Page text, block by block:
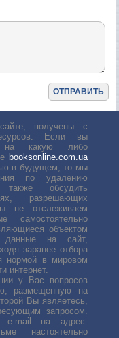
получены с
Если вы
на какую либо
booksonline.com.ua
в будущем, то мы
по удалению
обсудить
разрешающих
не отслеживаем
самостоятельно
объектом
данные на сайт,
заранее отбора
нормой в мировом
интернет.
у Вас вопросов
размещенную на
Вы являетесь,
запросом.
е-mail на адрес:
настоятельно